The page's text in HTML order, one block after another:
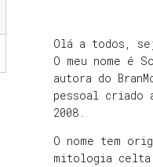
Olá a todos,
O meu nome é
autora do
pessoal criado
2008.
O nome tem
mitologia